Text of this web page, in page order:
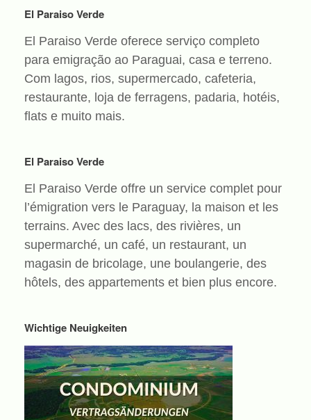
El Paraiso Verde
El Paraiso Verde oferece serviço completo
para emigração ao Paraguai, casa e terreno.
Com lagos, rios, supermercado, cafeteria,
restaurante, loja de ferragens, padaria, hotéis,
flats e muito mais.
El Paraiso Verde
El Paraiso Verde offre un service complet pour
l’émigration vers le Paraguay, la maison et les
terrains. Avec des lacs, des rivières, un
supermarché, un café, un restaurant, un
magasin de bricolage, une boulangerie, des
hôtels, des appartements et bien plus encore.
Wichtige Neuigkeiten